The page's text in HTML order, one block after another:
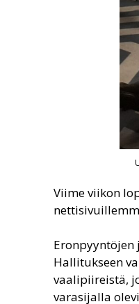
Viime viikon
Eronpyyntöjen
Hallitukseen
vaalipiireistä,
varasijalla